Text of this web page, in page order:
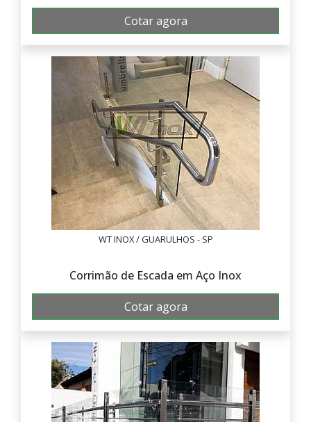
Cotar agora
WT INOX / GUARULHOS - SP
Corrimão de Escada em Aço Inox
Cotar agora